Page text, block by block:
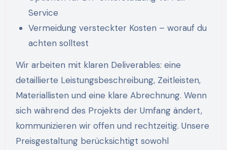
Service
Vermeidung versteckter Kosten – worauf du
achten solltest
Wir arbeiten mit klaren Deliverables: eine
detaillierte Leistungsbeschreibung, Zeitleisten,
Materiallisten und eine klare Abrechnung. Wenn
sich während des Projekts der Umfang ändert,
kommunizieren wir offen und rechtzeitig. Unsere
Preisgestaltung berücksichtigt sowohl